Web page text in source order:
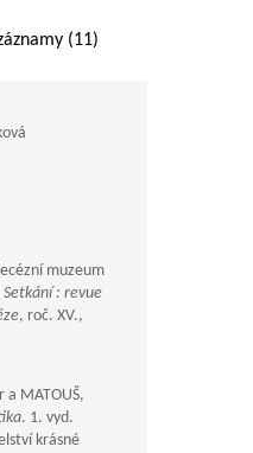
(11)
muzeum
Setkání : revue
, roč. XV.,
MATOUŠ,
. 1. vyd.
krásné